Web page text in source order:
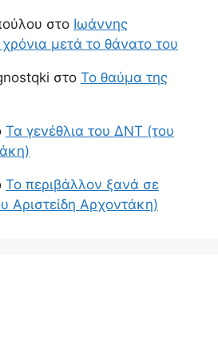
στο Ιωάννης
μετά το θάνατο του
στο Το θαύμα της
Τα γενέθλια του ΔΝΤ (του
Το περιβάλλον ξανά σε
Αριστείδη Αρχοντάκη)